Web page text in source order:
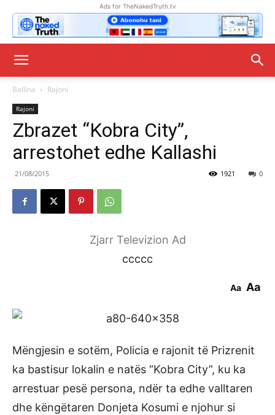
Ads for TheNakedTruth.tv
Ballina Rajoni
Rajoni
Zbrazet “Kobra City”,
arrestohet edhe Kallashi
21/08/2015 0
1921
Zjarr Televizion Ad
ccccc
Aa Aa
Mëngjesin e sotëm, Policia e rajonit të Prizrenit
ka bastisur lokalin e natës “Kobra City”, ku ka
arrestuar pesë persona, ndër ta edhe valltaren
dhe këngëtaren Donjeta Kosumi e njohur si